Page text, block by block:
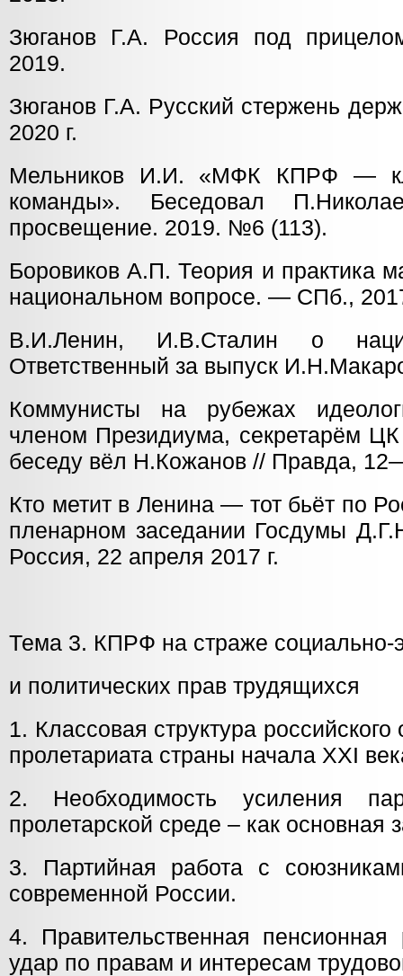
Зюганов Г.А. Россия под
2019.
Зюганов Г.А. Русский стержень
2020 г.
Мельников И.И. «МФК КПРФ —
команды». Беседовал
просвещение. 2019. №6 (113).
Боровиков А.П. Теория и практика
национальном вопросе. — СПб.,
В.И.Ленин, И.В.Сталин о
Ответственный за выпуск
Коммунисты на рубежах
членом Президиума, секретарём
беседу вёл Н.Кожанов // Правда,
Кто метит в Ленина — тот бьёт по
пленарном заседании Госдумы
Россия, 22 апреля 2017 г.
Тема 3. КПРФ на страже социально-
и политических прав трудящихся
1. Классовая структура
пролетариата страны начала XXI
2. Необходимость усиления
пролетарской среде – как основная
3. Партийная работа с
современной России.
4. Правительственная
удар по правам и интересам